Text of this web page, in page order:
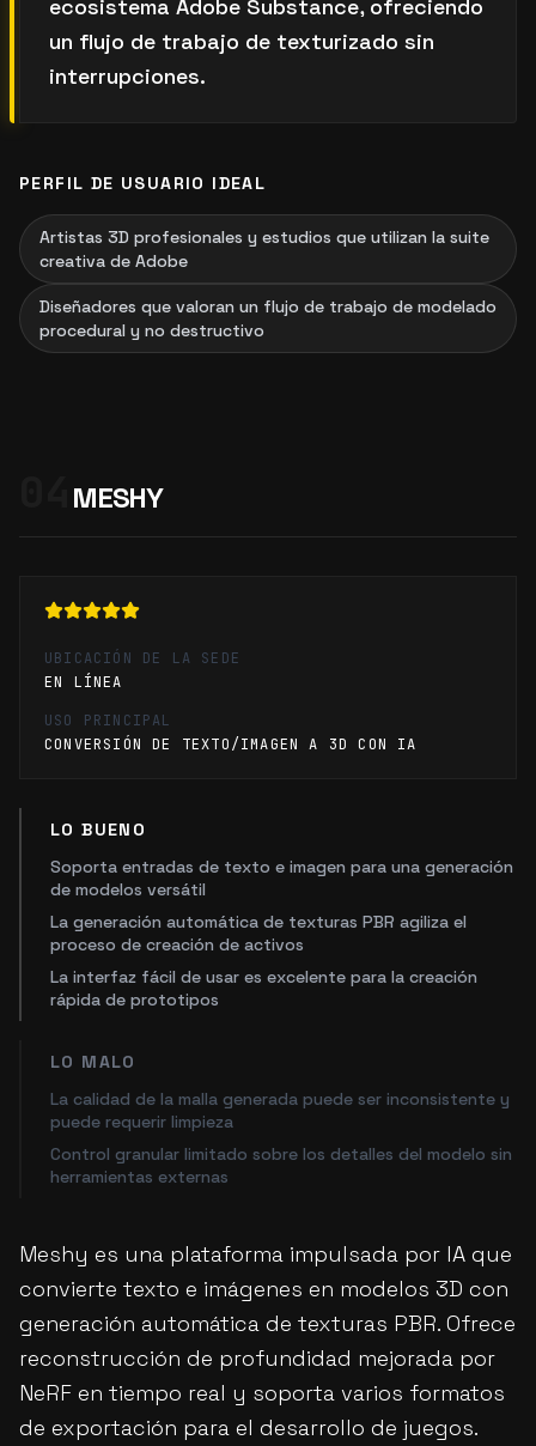
ecosistema Adobe Substance, ofreciendo
un flujo de trabajo de texturizado sin
interrupciones.
PERFIL DE USUARIO IDEAL
Artistas 3D profesionales y estudios que utilizan la suite
creativa de Adobe
Diseñadores que valoran un flujo de trabajo de modelado
procedural y no destructivo
MESHY
UBICACIÓN DE LA SEDE
EN LÍNEA
USO PRINCIPAL
CONVERSIÓN DE TEXTO/IMAGEN A 3D CON IA
LO BUENO
Soporta entradas de texto e imagen para una generación
de modelos versátil
La generación automática de texturas PBR agiliza el
proceso de creación de activos
La interfaz fácil de usar es excelente para la creación
rápida de prototipos
LO MALO
La calidad de la malla generada puede ser inconsistente y
puede requerir limpieza
Control granular limitado sobre los detalles del modelo sin
herramientas externas
Meshy es una plataforma impulsada por IA que
convierte texto e imágenes en modelos 3D con
generación automática de texturas PBR. Ofrece
reconstrucción de profundidad mejorada por
NeRF en tiempo real y soporta varios formatos
de exportación para el desarrollo de juegos.